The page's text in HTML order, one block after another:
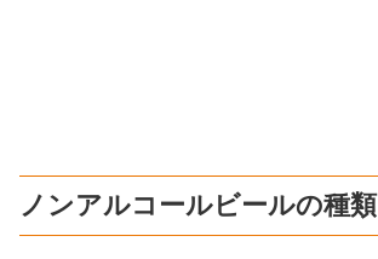
ノンアルコールビールの種類